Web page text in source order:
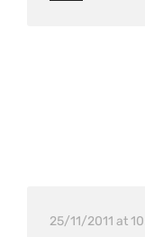
25/11/2011 at